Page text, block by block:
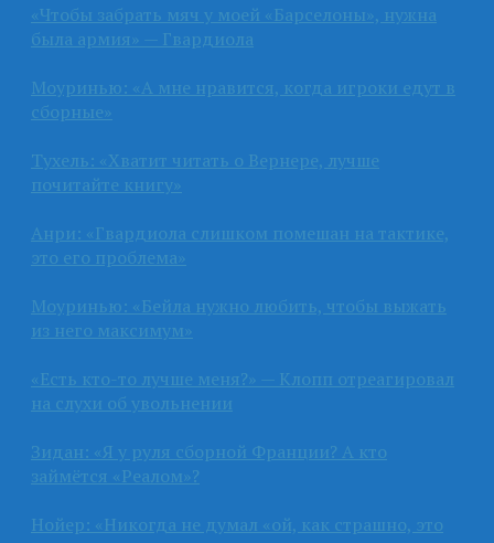
«Чтобы забрать мяч у моей «Барселоны», нужна
была армия» — Гвардиола
Моуринью: «А мне нравится, когда игроки едут в
сборные»
Тухель: «Хватит читать о Вернере, лучше
почитайте книгу»
Анри: «Гвардиола слишком помешан на тактике,
это его проблема»
Моуринью: «Бейла нужно любить, чтобы выжать
из него максимум»
«Есть кто-то лучше меня?» — Клопп отреагировал
на слухи об увольнении
Зидан: «Я у руля сборной Франции? А кто
займётся «Реалом»?
Нойер: «Никогда не думал «ой, как страшно, это